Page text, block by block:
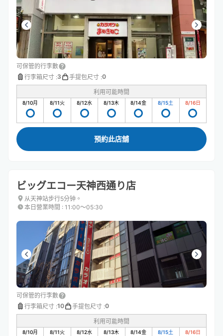
可保管的行李數
行李箱尺寸 :3 手提包尺寸 :0
利用可能時間
8/10月 8/11火 8/12水 8/13木 8/14金 8/15土 8/16日
預約此店舖
ビッグエコー天神西通り店
从天神站步行5分钟。
本日營業時間 : 11:00〜05:30
可保管的行李數
行李箱尺寸 :10 手提包尺寸 :0
利用可能時間
8/10月 8/11火 8/12水 8/13木 8/14金 8/15土 8/16日